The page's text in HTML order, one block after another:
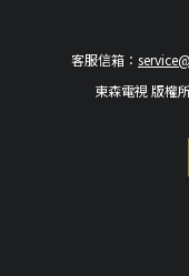
客服信箱：
東森電視 版權